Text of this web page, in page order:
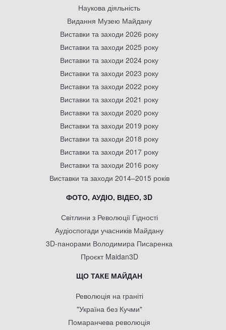
Наукова діяльність
Видання Музею Майдану
Виставки та заходи 2026 року
Виставки та заходи 2025 року
Виставки та заходи 2024 року
Виставки та заходи 2023 року
Виставки та заходи 2022 року
Виставки та заходи 2021 року
Виставки та заходи 2020 року
Виставки та заходи 2019 року
Виставки та заходи 2018 року
Виставки та заходи 2017 року
Виставки та заходи 2016 року
Виставки та заходи 2014–2015 років
ФОТО, АУДІО, ВІДЕО, 3D
Світлини з Революції Гідності
Аудіоспогади учасників Майдану
3D-панорами Володимира Писаренка
Проєкт Maidan3D
ЩО ТАКЕ МАЙДАН
Революція на граніті
"Україна без Кучми"
Помаранчева революція